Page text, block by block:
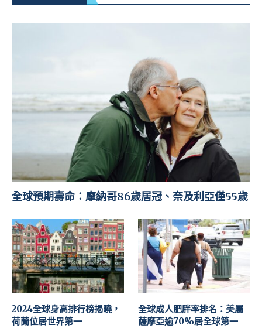
全球預期壽命：摩納哥86歲居冠、奈及利亞僅55歲
2024全球身高排行榜揭曉，
荷蘭位居世界第一
全球成人肥胖率排名：美屬
薩摩亞逾70%居全球第一